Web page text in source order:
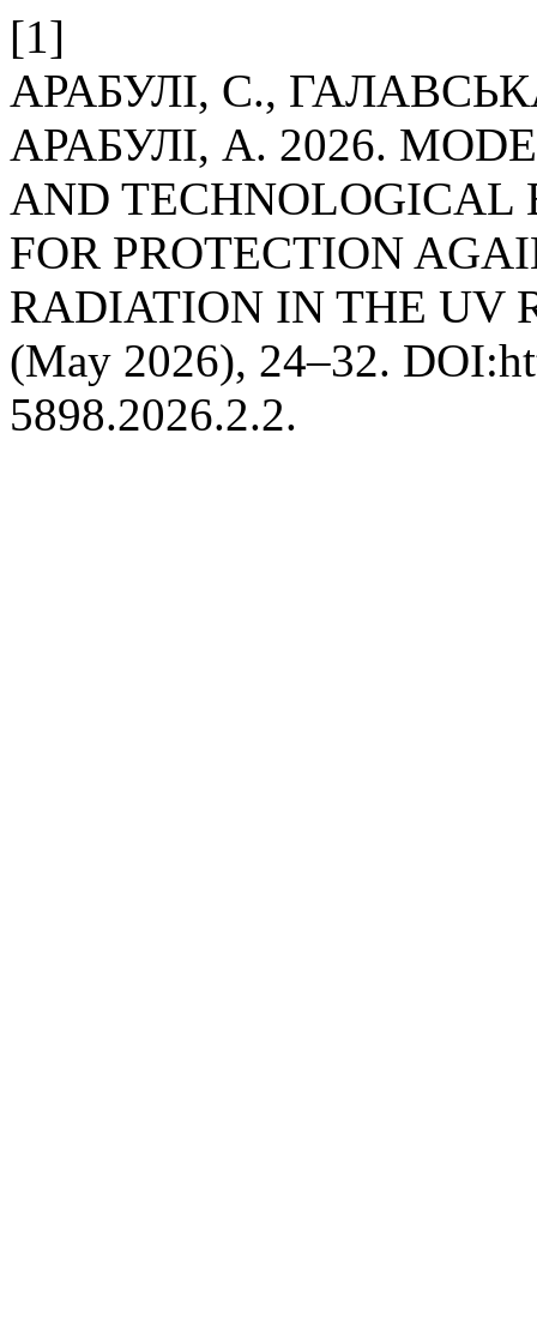
[1]
АРАБУЛІ, С.,
АРАБУЛІ, А. 2026.
AND TECHNOLOGICAL
FOR PROTECTION
RADIATION IN THE UV
(May 2026), 24–32.
5898.2026.2.2.